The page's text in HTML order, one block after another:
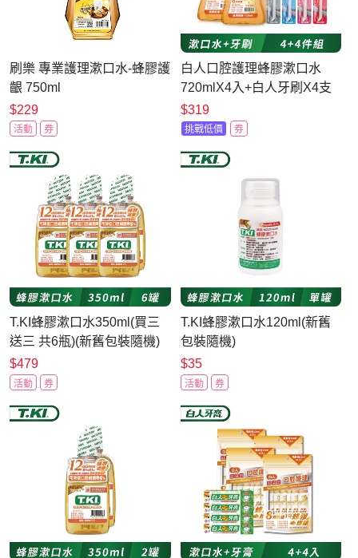
刷樂 專業護理漱口水-蜂膠護
齦 750ml
$229
活動 券
白人口腔護理蜂膠漱口水
720mlX4入+白人牙刷X4支
(包裝、牙刷款式隨機)
$319
挑戰低價 券
T.KI蜂膠漱口水350ml(買三
送三 共6瓶)(新舊包裝隨機)
$479
活動 券
T.KI蜂膠漱口水120ml(新舊
包裝隨機)
$35
活動 券